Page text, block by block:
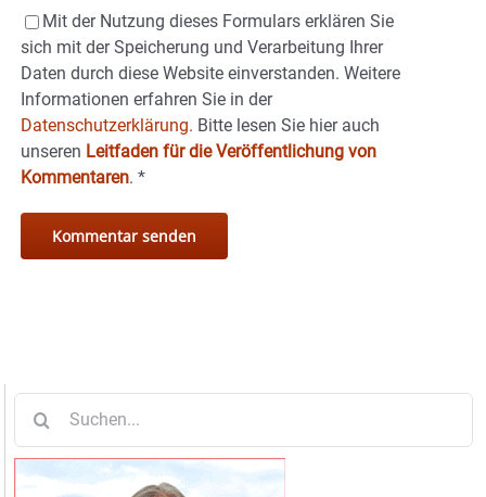
Mit der Nutzung dieses Formulars erklären Sie
sich mit der Speicherung und Verarbeitung Ihrer
Daten durch diese Website einverstanden. Weitere
Informationen erfahren Sie in der
Datenschutzerklärung. Bitte lesen Sie hier auch
unseren Leitfaden für die Veröffentlichung von
Kommentaren. *
nach: